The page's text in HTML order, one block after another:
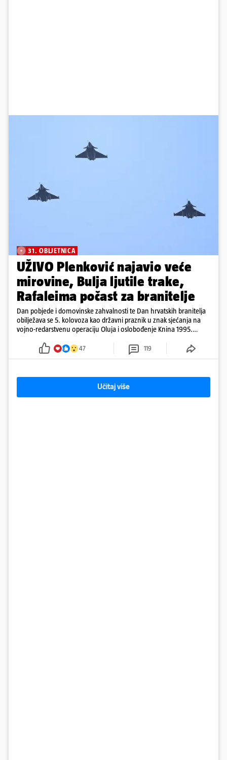
31. OBLJETNICA
UŽIVO Plenković najavio veće
mirovine, Bulja ljutile trake,
Rafaleima počast za branitelje
Dan pobjede i domovinske zahvalnosti te Dan hrvatskih branitelja
obilježava se 5. kolovoza kao državni praznik u znak sjećanja na
vojno-redarstvenu operaciju Oluja i oslobođenje Knina 1995.
47 119
Učitaj više